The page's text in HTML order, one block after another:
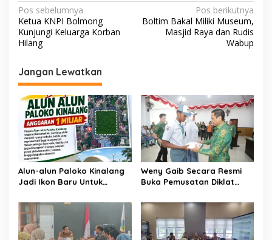
N
a
v
i
g
a
s
p
o
s
Pos sebelumnya
Ketua KNPI Bolmong
Kunjungi Keluarga Korban
Hilang
Pos berikutnya
Boltim Bakal Miliki Museum,
Masjid Raya dan Rudis
Wabup
Jangan Lewatkan
Alun-alun Paloko Kinalang
Jadi Ikon Baru Untuk
Kotamobagu
Weny Gaib Secara Resmi
Buka Pemusatan Diklat
Kotamobagu